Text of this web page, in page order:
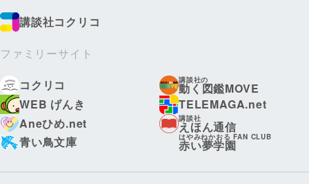
講談社コクリコ
ファミリーサイト
コクリコ
講談社の
動く図鑑MOVE
WEB げんき
TELEMAGA.net
Aneひめ.net
講談社
えほん通信
青い鳥文庫
はやみねかおる FAN CLUB
赤い夢学園